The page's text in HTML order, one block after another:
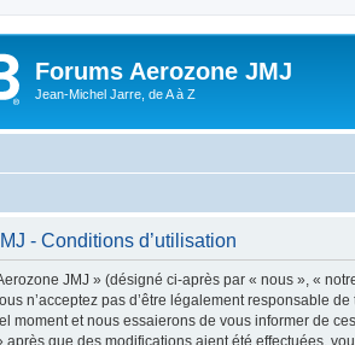
Forums Aerozone JMJ
Jean-Michel Jarre, de A à Z
- Conditions d’utilisation
JMJ » (désigné ci-après par « nous », «
n’acceptez pas d’être légalement responsable
moment et nous essaierons de vous informer de
après que des modifications aient été effectuées,